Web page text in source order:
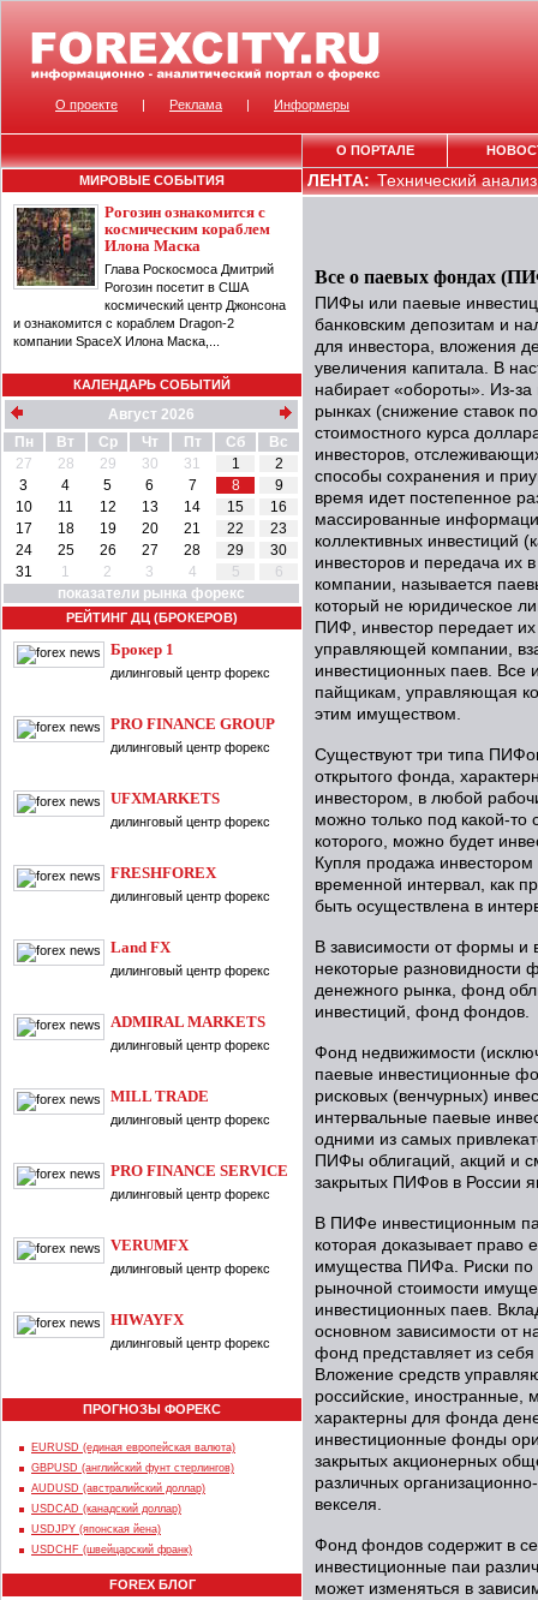
МИРОВЫЕ СОБЫТИЯ
Рогозин ознакомится с
космическим кораблем
Илона Маска
Глава Роскосмоса Дмитрий
Рогозин посетит в США
космический центр Джонсона
и ознакомится с кораблем Dragon-2
компании SpaceX Илона Маска,...
КАЛЕНДАРЬ СОБЫТИЙ
Август 2026
Пн
Вт Ср Чт Пт Сб
Вс
27
28 29 30 31 1
2
3
4 5 6 7 8
9
10
11 12 13 14 15
16
17
18 19 20 21 22
23
24
25 26 27 28 29
30
31
1 2 3 4 5
6
показатели рынка форекс
РЕЙТИНГ ДЦ (БРОКЕРОВ)
Брокер 1
дилинговый центр форекс
PRO FINANCE GROUP
дилинговый центр форекс
UFXMARKETS
дилинговый центр форекс
FRESHFOREX
дилинговый центр форекс
Land FX
дилинговый центр форекс
ADMIRAL MARKETS
дилинговый центр форекс
MILL TRADE
дилинговый центр форекс
PRO FINANCE SERVICE
дилинговый центр форекс
VERUMFX
дилинговый центр форекс
HIWAYFX
дилинговый центр форекс
ПРОГНОЗЫ ФОРЕКС
EURUSD (единая европейская валюта)
GBPUSD (английский фунт стерлингов)
AUDUSD (австралийский доллар)
USDCAD (канадский доллар)
USDJPY (японская йена)
USDCHF (швейцарский франк)
FOREX БЛОГ
ЛЕНТА:Технический
Все о паевых фондах
ПИФы или паевые
банковским депозитам и
для инвестора, вложения
увеличения капитала. В
набирает «обороты». Из-
рынках (снижение ставок
стоимостного курса
инвесторов,
способы сохранения и
время идет постепенное
массированные
коллективных инвестиций
инвесторов и передача их
компании, называется
который не юридическое
ПИФ, инвестор передает
управляющей компании,
инвестиционных паев.
пайщикам, управляющая
этим имуществом.
Существуют три типа
открытого фонда,
инвестором, в любой
можно только под какой-то
которого, можно будет
Купля продажа
временной интервал, как
быть осуществлена в
В зависимости от формы и
некоторые разновидности
денежного рынка, фонд
инвестиций, фонд фондов.
Фонд недвижимости
паевые инвестиционные
рисковых (венчурных)
интервальные паевые
одними из самых
ПИФы облигаций, акций и
закрытых ПИФов в России
В ПИФе инвестиционным
которая доказывает
имущества ПИФа. Риски по
рыночной стоимости
инвестиционных паев.
основном зависимости от
фонд представляет из
Вложение средств
российские, иностранные,
характерны для фонда
инвестиционные фонды
закрытых акционерных
различных
векселя.
Фонд фондов содержит в
инвестиционные паи
может изменяться в
О проекте | Реклама | Информеры
О ПОРТАЛЕ